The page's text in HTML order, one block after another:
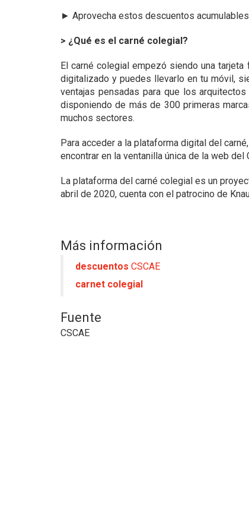
► Aprovecha estos descuentos
> ¿Qué es el carné colegial?
El carné colegial empezó siendo una
digitalizado y puedes llevarlo en tu móvil,
ventajas pensadas para que los
disponiendo de más de 300 primeras
muchos sectores.
Para acceder a la plataforma digital del
encontrar en la ventanilla única de la web
La plataforma del carné colegial es un
abril de 2020, cuenta con el patrocino de
Más información
descuentos CSCAE
carnet colegial
Fuente
CSCAE